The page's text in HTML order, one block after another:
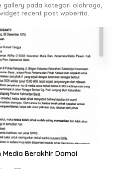
pada kategori olahraga,
recent post wpberita.
Media Berakhir Damai